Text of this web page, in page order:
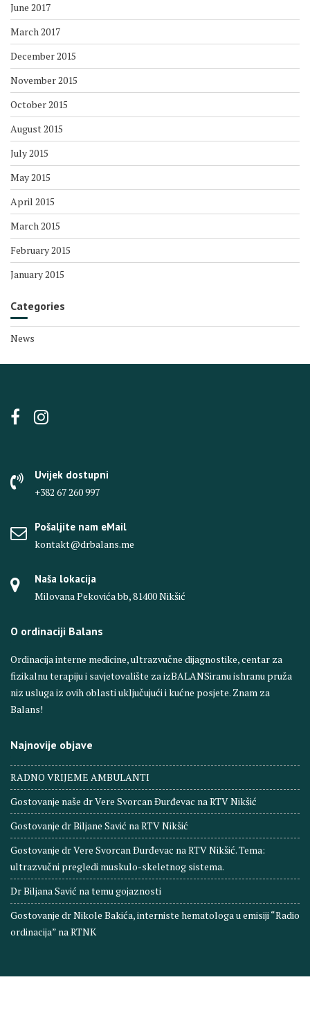
June 2017
March 2017
December 2015
November 2015
October 2015
August 2015
July 2015
May 2015
April 2015
March 2015
February 2015
January 2015
Categories
News
Uvijek dostupni
+382 67 260 997
Pošaljite nam eMail
kontakt@drbalans.me
Naša lokacija
Milovana Pekovića bb, 81400 Nikšić
O ordinaciji Balans
Ordinacija interne medicine, ultrazvučne dijagnostike, centar za
fizikalnu terapiju i savjetovalište za izBALANSiranu ishranu pruža
niz usluga iz ovih oblasti uključujući i kućne posjete. Znam za
Balans!
Najnovije objave
RADNO VRIJEME AMBULANTI
Gostovanje naše dr Vere Svorcan Ðurđevac na RTV Nikšić
Gostovanje dr Biljane Savić na RTV Nikšić
Gostovanje dr Vere Svorcan Ðurđevac na RTV Nikšić. Tema:
ultrazvučni pregledi muskulo-skeletnog sistema.
Dr Biljana Savić na temu gojaznosti
Gostovanje dr Nikole Bakića, interniste hematologa u emisiji “Radio
ordinacija” na RTNK